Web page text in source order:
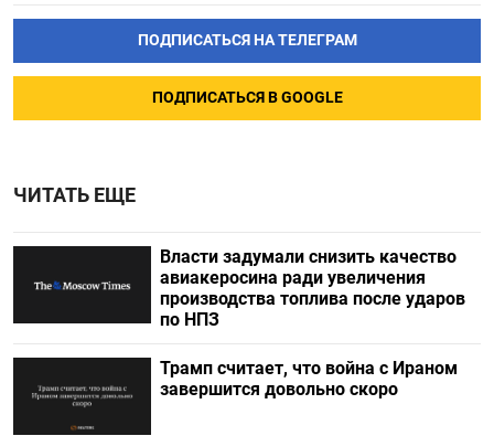
ПОДПИСАТЬСЯ НА ТЕЛЕГРАМ
ПОДПИСАТЬСЯ В GOOGLE
ЧИТАТЬ ЕЩЕ
Власти задумали снизить качество
авиакеросина ради увеличения
производства топлива после ударов
по НПЗ
Трамп считает, что война с Ираном
завершится довольно скоро